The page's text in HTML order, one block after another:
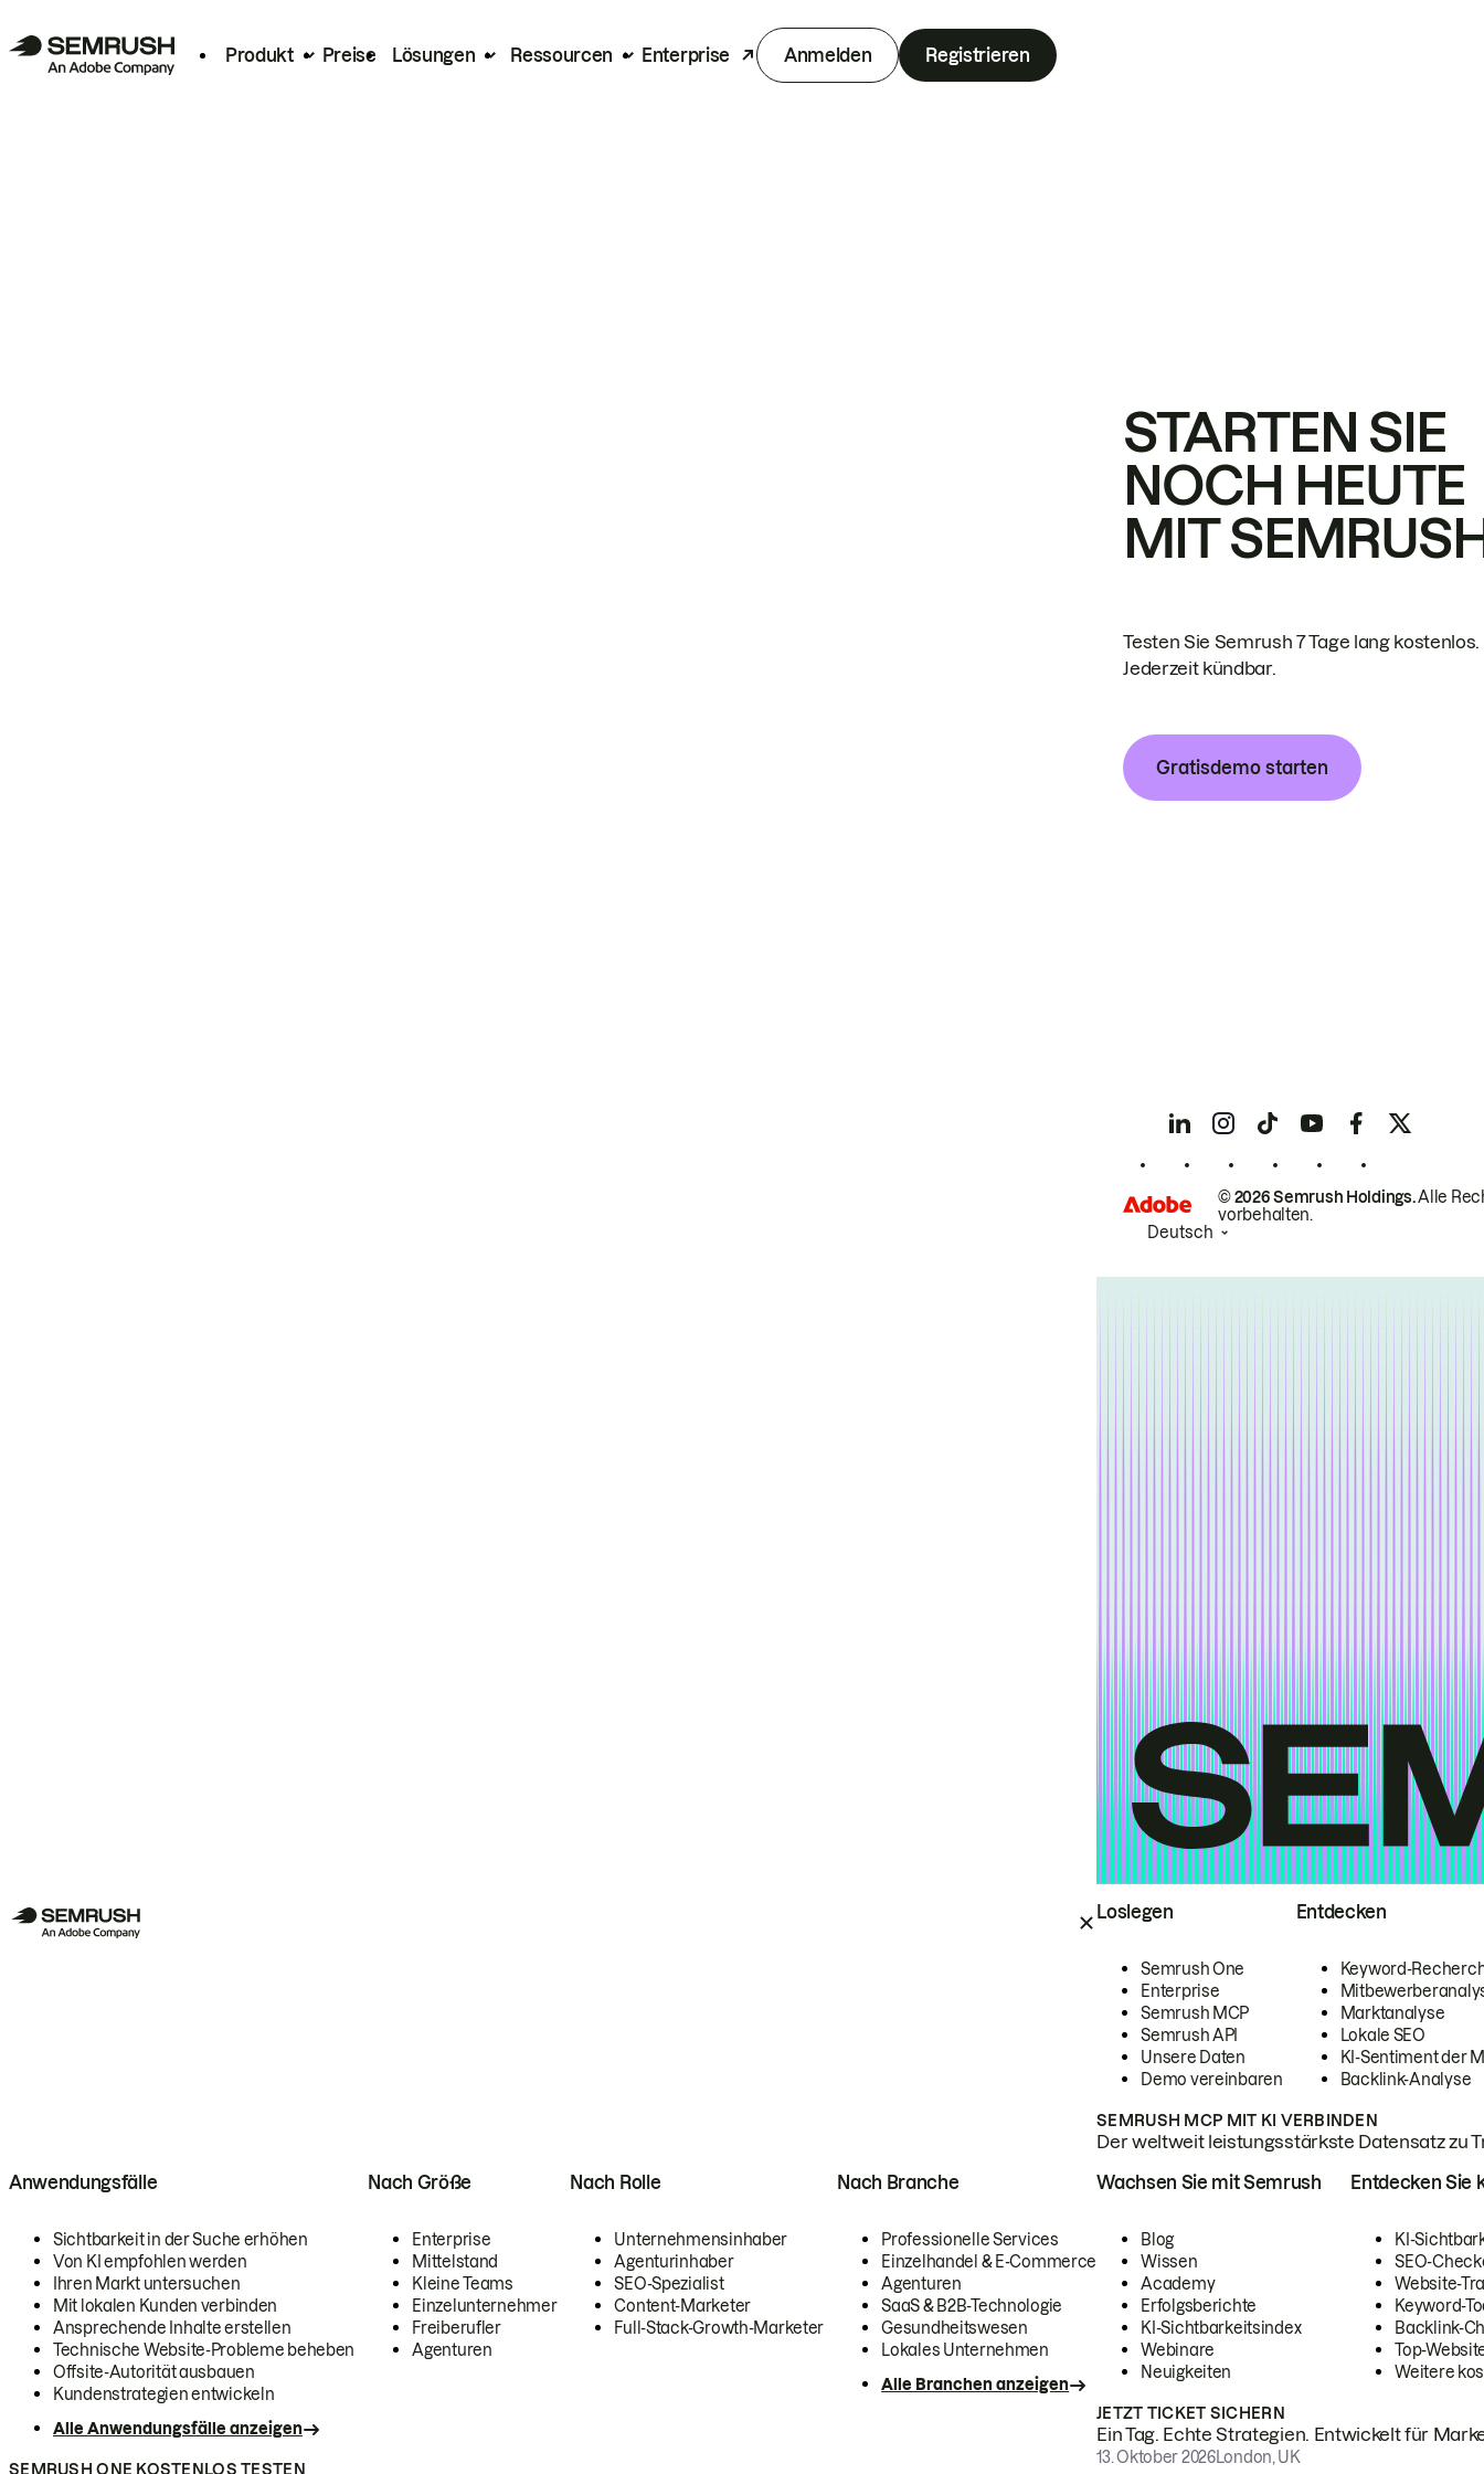
Produkt Preise Lösungen Ressourcen Enterprise Anmelden Registrieren
Loslegen
Semrush One
Enterprise
Semrush MCP
Semrush API
Unsere Daten
Demo vereinbaren
Entdecken
Keyword-
Marktanalyse
Lokale SEO
KI-Sentiment der
Backlink-Analyse
SEMRUSH MCP MIT KI VERBINDEN
Der weltweit leistungsstärkste Datensatz zu
Anwendungsfälle
Sichtbarkeit in der Suche erhöhen
Von KI empfohlen werden
Ihren Markt untersuchen
Mit lokalen Kunden verbinden
Ansprechende Inhalte erstellen
Technische Website-Probleme beheben
Offsite-Autorität ausbauen
Kundenstrategien entwickeln
Alle Anwendungsfälle anzeigen
Nach Größe
Enterprise
Mittelstand
Kleine Teams
Einzelunternehmer
Freiberufler
Agenturen
Nach Rolle
Unternehmensinhaber
Agenturinhaber
SEO-Spezialist
Content-Marketer
Full-Stack-Growth-Marketer
Nach Branche
Professionelle Services
Einzelhandel & E-Commerce
Agenturen
SaaS & B2B-Technologie
Gesundheitswesen
Lokales Unternehmen
Alle Branchen anzeigen
SEMRUSH ONE KOSTENLOS TESTEN
Wachsen Sie mit Semrush
Blog
Wissen
Academy
Erfolgsberichte
KI-Sichtbarkeitsindex
Webinare
Neuigkeiten
Entdecken Sie
KI-
SEO-
Website-
Keyword-
Backlink-
Top-
Weitere
JETZT TICKET SICHERN
Ein Tag. Echte Strategien. Entwickelt für
13. Oktober 2026London, UK
STARTEN SIE
NOCH HEUTE
MIT
Testen Sie Semrush 7 Tage lang kostenlos.
Jederzeit kündbar.
Gratisdemo starten
© 2026 Semrush Holdings.Alle
vorbehalten.
Deutsch